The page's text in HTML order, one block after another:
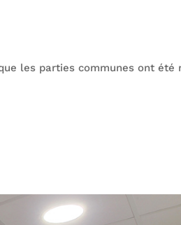
les parties communes ont été